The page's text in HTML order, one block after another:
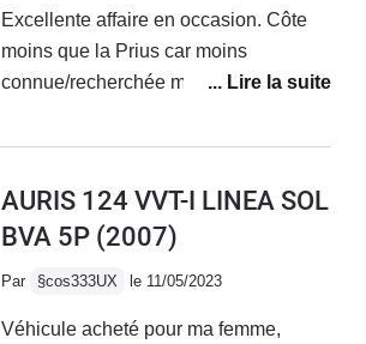
Excellente affaire en occasion. Côte
moins que la Prius car moins
connue/recherchée mais tout aussi
avec 180k km, elle en a 200k à
est même meilleure, seul hic la
batterie qui rogne un peu le coffre.
je suis à 6.5L en mixte 7.5L sur
AURIS 124 VVT-I LINEA SOL
BVA 5P (2007)
Par §cos333UX le 11/05/2023
Véhicule acheté pour ma femme,